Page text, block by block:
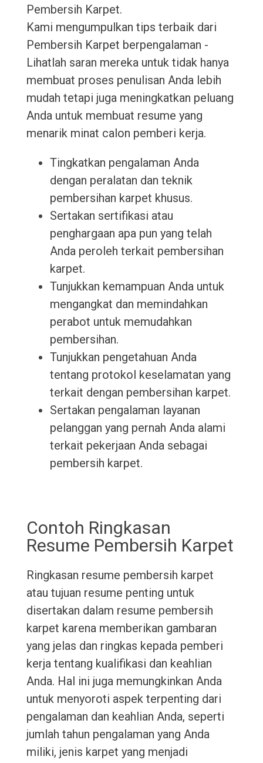
Pembersih Karpet.
Kami mengumpulkan tips terbaik dari
Pembersih Karpet berpengalaman -
Lihatlah saran mereka untuk tidak hanya
membuat proses penulisan Anda lebih
mudah tetapi juga meningkatkan peluang
Anda untuk membuat resume yang
menarik minat calon pemberi kerja.
Tingkatkan pengalaman Anda
dengan peralatan dan teknik
pembersihan karpet khusus.
Sertakan sertifikasi atau
penghargaan apa pun yang telah
Anda peroleh terkait pembersihan
karpet.
Tunjukkan kemampuan Anda untuk
mengangkat dan memindahkan
perabot untuk memudahkan
pembersihan.
Tunjukkan pengetahuan Anda
tentang protokol keselamatan yang
terkait dengan pembersihan karpet.
Sertakan pengalaman layanan
pelanggan yang pernah Anda alami
terkait pekerjaan Anda sebagai
pembersih karpet.
Contoh Ringkasan
Resume Pembersih Karpet
Ringkasan resume pembersih karpet
atau tujuan resume penting untuk
disertakan dalam resume pembersih
karpet karena memberikan gambaran
yang jelas dan ringkas kepada pemberi
kerja tentang kualifikasi dan keahlian
Anda. Hal ini juga memungkinkan Anda
untuk menyoroti aspek terpenting dari
pengalaman dan keahlian Anda, seperti
jumlah tahun pengalaman yang Anda
miliki, jenis karpet yang menjadi